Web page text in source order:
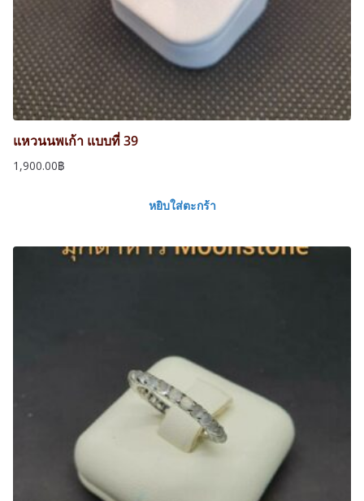
แหวนนพเก้า แบบที่ 39
1,900.00฿
หยิบใส่ตะกร้า